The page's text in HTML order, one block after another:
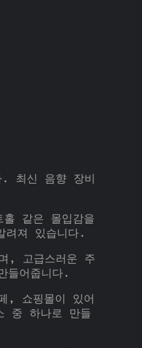
. 최신 음향 장비
같은 몰입감을
려져 있습니다.
, 고급스러운 주
들어줍니다.
, 쇼핑몰이 있어
중 하나로 만들